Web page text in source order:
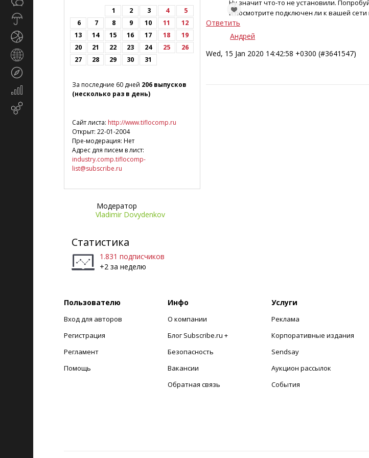
Экономика
маркетинг
1 2 3 4
5
6
7 8 9 10 11
12
13
14 15 16 17 18
19
20
21 22 23 24 25
26
27
28 29 30 31
За последние 60 дней 206 выпусков
(несколько раз в день)
Сайт листа: http://www.tiflocomp.ru
Открыт: 22-01-2004
Пре-модерация: Нет
Адрес для писем в лист:
industry.comp.tiflocomp-
list@subscribe.ru
Модератор
Vladimir Dovydenkov
Статистика
1.831 подписчиков
+2 за неделю
Ну значит что-то не установили.
и посмотрите подключен ли к вашей сети
Ответить
Андрей
Wed, 15 Jan 2020 14:42:58 +0300 (#3641547)
Пользователю
Вход для авторов
Регистрация
Регламент
Помощь
Инфо
О компании
Блог Subscribe.ru +
Безопасность
Вакансии
Обратная связь
Услуги
Реклама
Корпоративные издания
Sendsay
Аукцион рассылок
События